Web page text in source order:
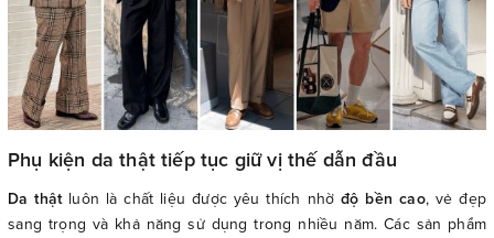
Phụ kiện da thật tiếp tục giữ vị thế dẫn đầu
Da thật luôn là chất liệu được yêu thích nhờđộ bền cao, vẻ đẹp
sang trọng và khả năng sử dụng trong nhiều năm. Các sản phẩm